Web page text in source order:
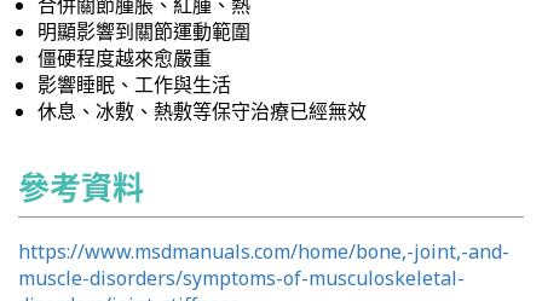
明顯影響到關節運動範圍
僵硬程度越來愈嚴重
影響睡眠、工作與生活
休息、冰敷、熱敷等保守治療已經無效
參考資料
https://www.msdmanuals.com/home/bone,-joint,-and-
muscle-disorders/symptoms-of-musculoskeletal-